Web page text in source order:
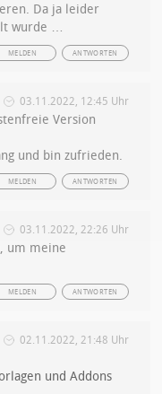
Da ja leider
wurde …
ANTWORTEN
MELDEN
03.11.2022, 12:45 Uhr
Version
und bin zufrieden.
ANTWORTEN
MELDEN
03.11.2022, 22:26 Uhr
um meine
ANTWORTEN
MELDEN
02.11.2022, 21:48 Uhr
und Addons